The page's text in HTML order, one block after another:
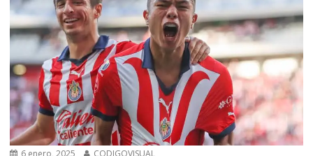
6 enero, 2025 CODIGOVISUAL